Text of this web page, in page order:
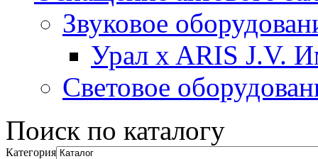
Звуковое
Урал x ARIS J.V.
Световое
Поиск по каталогу
Категория